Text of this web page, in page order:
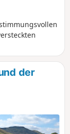
der